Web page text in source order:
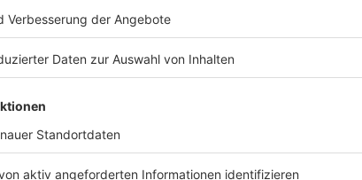
neuesten Aktionen - wir informieren
dich.
Zum Newsletter anmelden